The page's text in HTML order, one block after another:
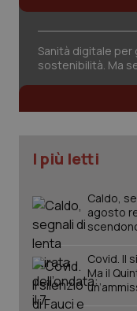
Sanità digitale per
sostenibilità. Ma
I più letti
Caldo,
agosto
Covid. Il
Ma il
session-id
_ga